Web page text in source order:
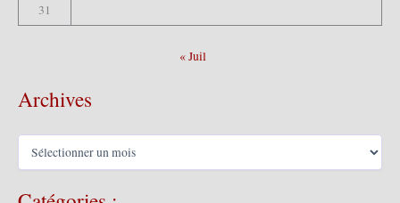
31
« Juil
Archives
h